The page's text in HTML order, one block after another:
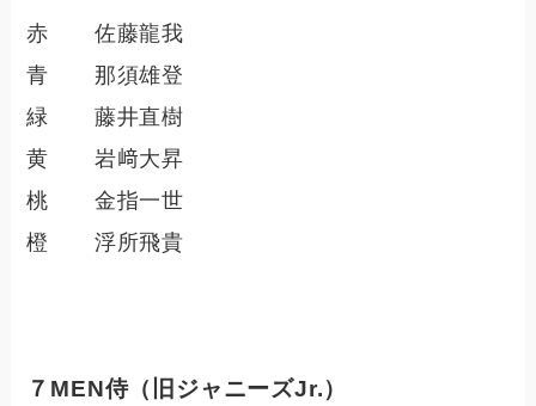
赤 佐藤龍我
青 那須雄登
緑 藤井直樹
黄 岩﨑大昇
桃 金指一世
橙 浮所飛貴
７MEN侍（旧ジャニーズJr.）